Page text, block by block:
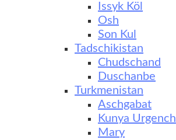
Issyk Köl
Osh
Son Kul
Tadschikistan
Chudschand
Duschanbe
Turkmenistan
Aschgabat
Kunya Urgench
Mary